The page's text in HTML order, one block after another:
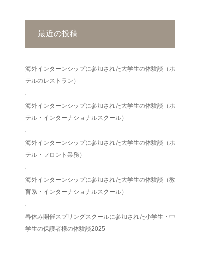
最近の投稿
海外インターンシップに参加された大学生の体験談（ホ
テルのレストラン）
海外インターンシップに参加された大学生の体験談（ホ
テル・インターナショナルスクール）
海外インターンシップに参加された大学生の体験談（ホ
テル・フロント業務）
海外インターンシップに参加された大学生の体験談（教
育系・インターナショナルスクール）
春休み開催スプリングスクールに参加された小学生・中
学生の保護者様の体験談2025